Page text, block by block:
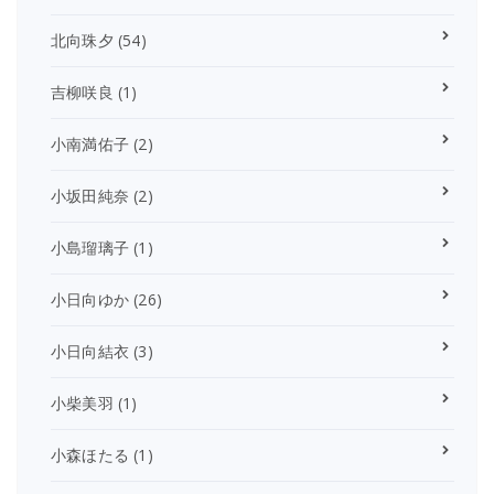
北向珠夕 (54)
吉柳咲良 (1)
小南満佑子 (2)
小坂田純奈 (2)
小島瑠璃子 (1)
小日向ゆか (26)
小日向結衣 (3)
小柴美羽 (1)
小森ほたる (1)